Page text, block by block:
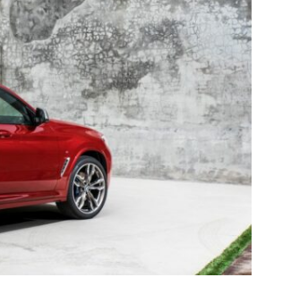
31 de mayo de 2022